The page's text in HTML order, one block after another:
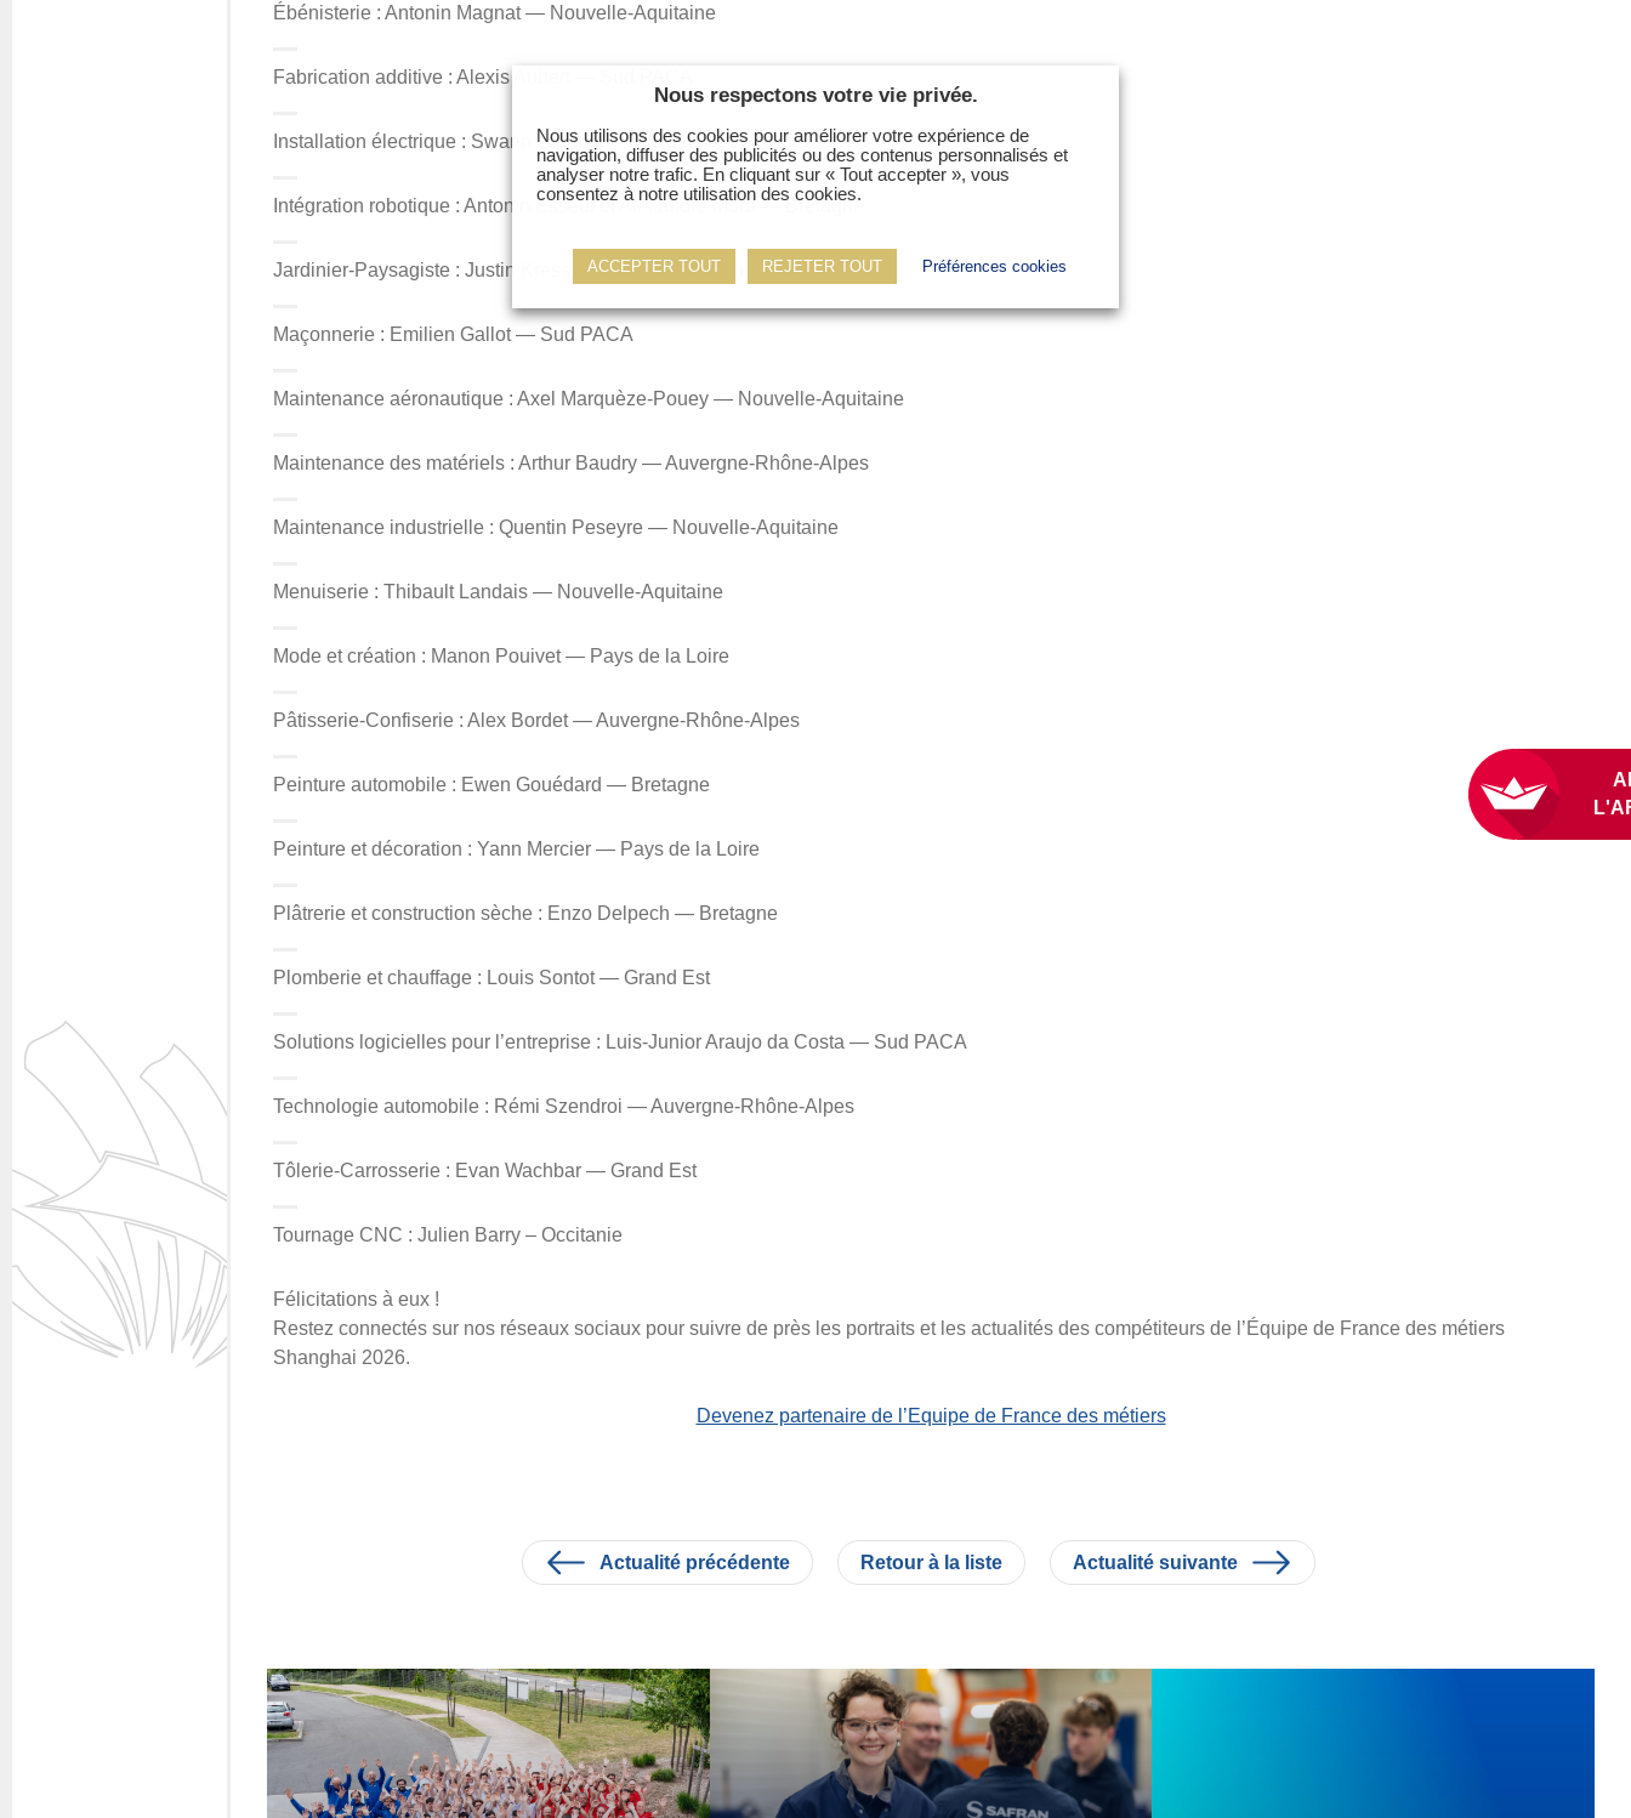
Ébénisterie : Antonin Magnat — Nouvelle-Aquitaine
Fabrication additive : Alexis Aubert — Sud PACA
Installation électrique : Swann Clamart — Pays de la Loire
Intégration robotique : Antonin Esseul et Alexandre Mora — Bretagne
Jardinier-Paysagiste : Justin Kress et Corentin Mathieu — Grand Est
Maçonnerie : Emilien Gallot — Sud PACA
Maintenance aéronautique : Axel Marquèze-Pouey — Nouvelle-Aquitaine
Maintenance des matériels : Arthur Baudry — Auvergne-Rhône-Alpes
Maintenance industrielle : Quentin Peseyre — Nouvelle-Aquitaine
Menuiserie : Thibault Landais — Nouvelle-Aquitaine
Mode et création : Manon Pouivet — Pays de la Loire
Pâtisserie-Confiserie : Alex Bordet — Auvergne-Rhône-Alpes
Peinture automobile : Ewen Gouédard — Bretagne
Peinture et décoration : Yann Mercier — Pays de la Loire
Plâtrerie et construction sèche : Enzo Delpech — Bretagne
Plomberie et chauffage : Louis Sontot — Grand Est
Solutions logicielles pour l’entreprise : Luis‑Junior Araujo da Costa — Sud PACA
Technologie automobile : Rémi Szendroi — Auvergne-Rhône-Alpes
Tôlerie-Carrosserie : Evan Wachbar — Grand Est
Tournage CNC : Julien Barry – Occitanie
Félicitations à eux !
Restez connectés sur nos réseaux sociaux pour suivre de près les portraits et les actualités des compétiteurs de l’Équipe de France des métiers
Shanghai 2026.
Devenez partenaire de l’Equipe de France des métiers
Actualité précédente Retour à la liste Actualité suivante
Nous respectons votre vie privée.
Nous utilisons des cookies pour améliorer votre expérience de
navigation, diffuser des publicités ou des contenus personnalisés et
analyser notre trafic. En cliquant sur « Tout accepter », vous
consentez à notre utilisation des cookies.
ACCEPTER TOUT REJETER TOUT Préférences cookies